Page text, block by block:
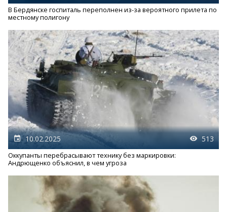
В Бердянске госпиталь переполнен из-за вероятного прилета по
местному полигону
10.02.2025 513
Оккупанты перебрасывают технику без маркировки:
Андрющенко объяснил, в чем угроза